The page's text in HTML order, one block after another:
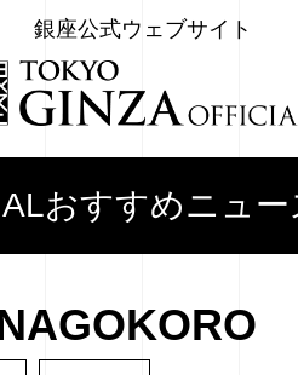
銀座公式ウェブサイト
おすすめニュー